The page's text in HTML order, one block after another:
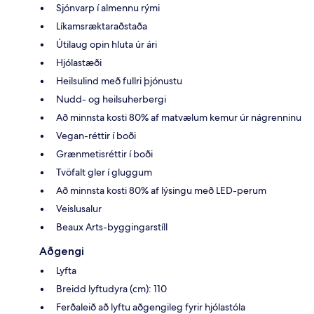
Sjónvarp í almennu rými
Líkamsræktaraðstaða
Útilaug opin hluta úr ári
Hjólastæði
Heilsulind með fullri þjónustu
Nudd- og heilsuherbergi
Að minnsta kosti 80% af matvælum kemur úr nágrenninu
Vegan-réttir í boði
Grænmetisréttir í boði
Tvöfalt gler í gluggum
Að minnsta kosti 80% af lýsingu með LED-perum
Veislusalur
Beaux Arts-byggingarstíll
Aðgengi
Lyfta
Breidd lyftudyra (cm): 110
Ferðaleið að lyftu aðgengileg fyrir hjólastóla